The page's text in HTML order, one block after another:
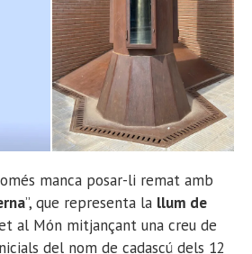
manca posar-li remat amb
”, que representa la llum de
al Món mitjançant una creu de
del nom de cadascú dels 12